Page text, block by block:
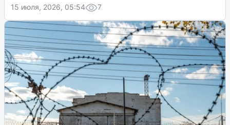
15 июля, 2026, 05:54
7